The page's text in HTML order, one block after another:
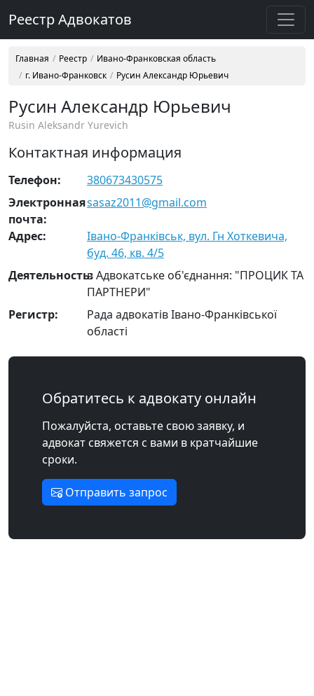
Реестр Адвокатов
Главная Реестр
Ивано-Франковская область
г. Ивано-Франковск
Русин Александр Юрьевич
Русин Александр Юрьевич
Rusin Aleksandr Yurevich
Контактная информация
Телефон:
380673430575
Электронная
почта:
sasaz2011@gmail.com
Адрес:
Івано-Франківськ, вул. Гн Хоткевича,
буд. 46, кв. 4/5
Деятельность:в Адвокатське об'єднання: "ПРОЦИК ТА
ПАРТНЕРИ"
Регистр:
Рада адвокатів Івано-Франківської
області
Обратитесь к адвокату онлайн
Пожалуйста, оставьте свою заявку, и
адвокат свяжется с вами в кратчайшие
сроки.
Отправить запрос